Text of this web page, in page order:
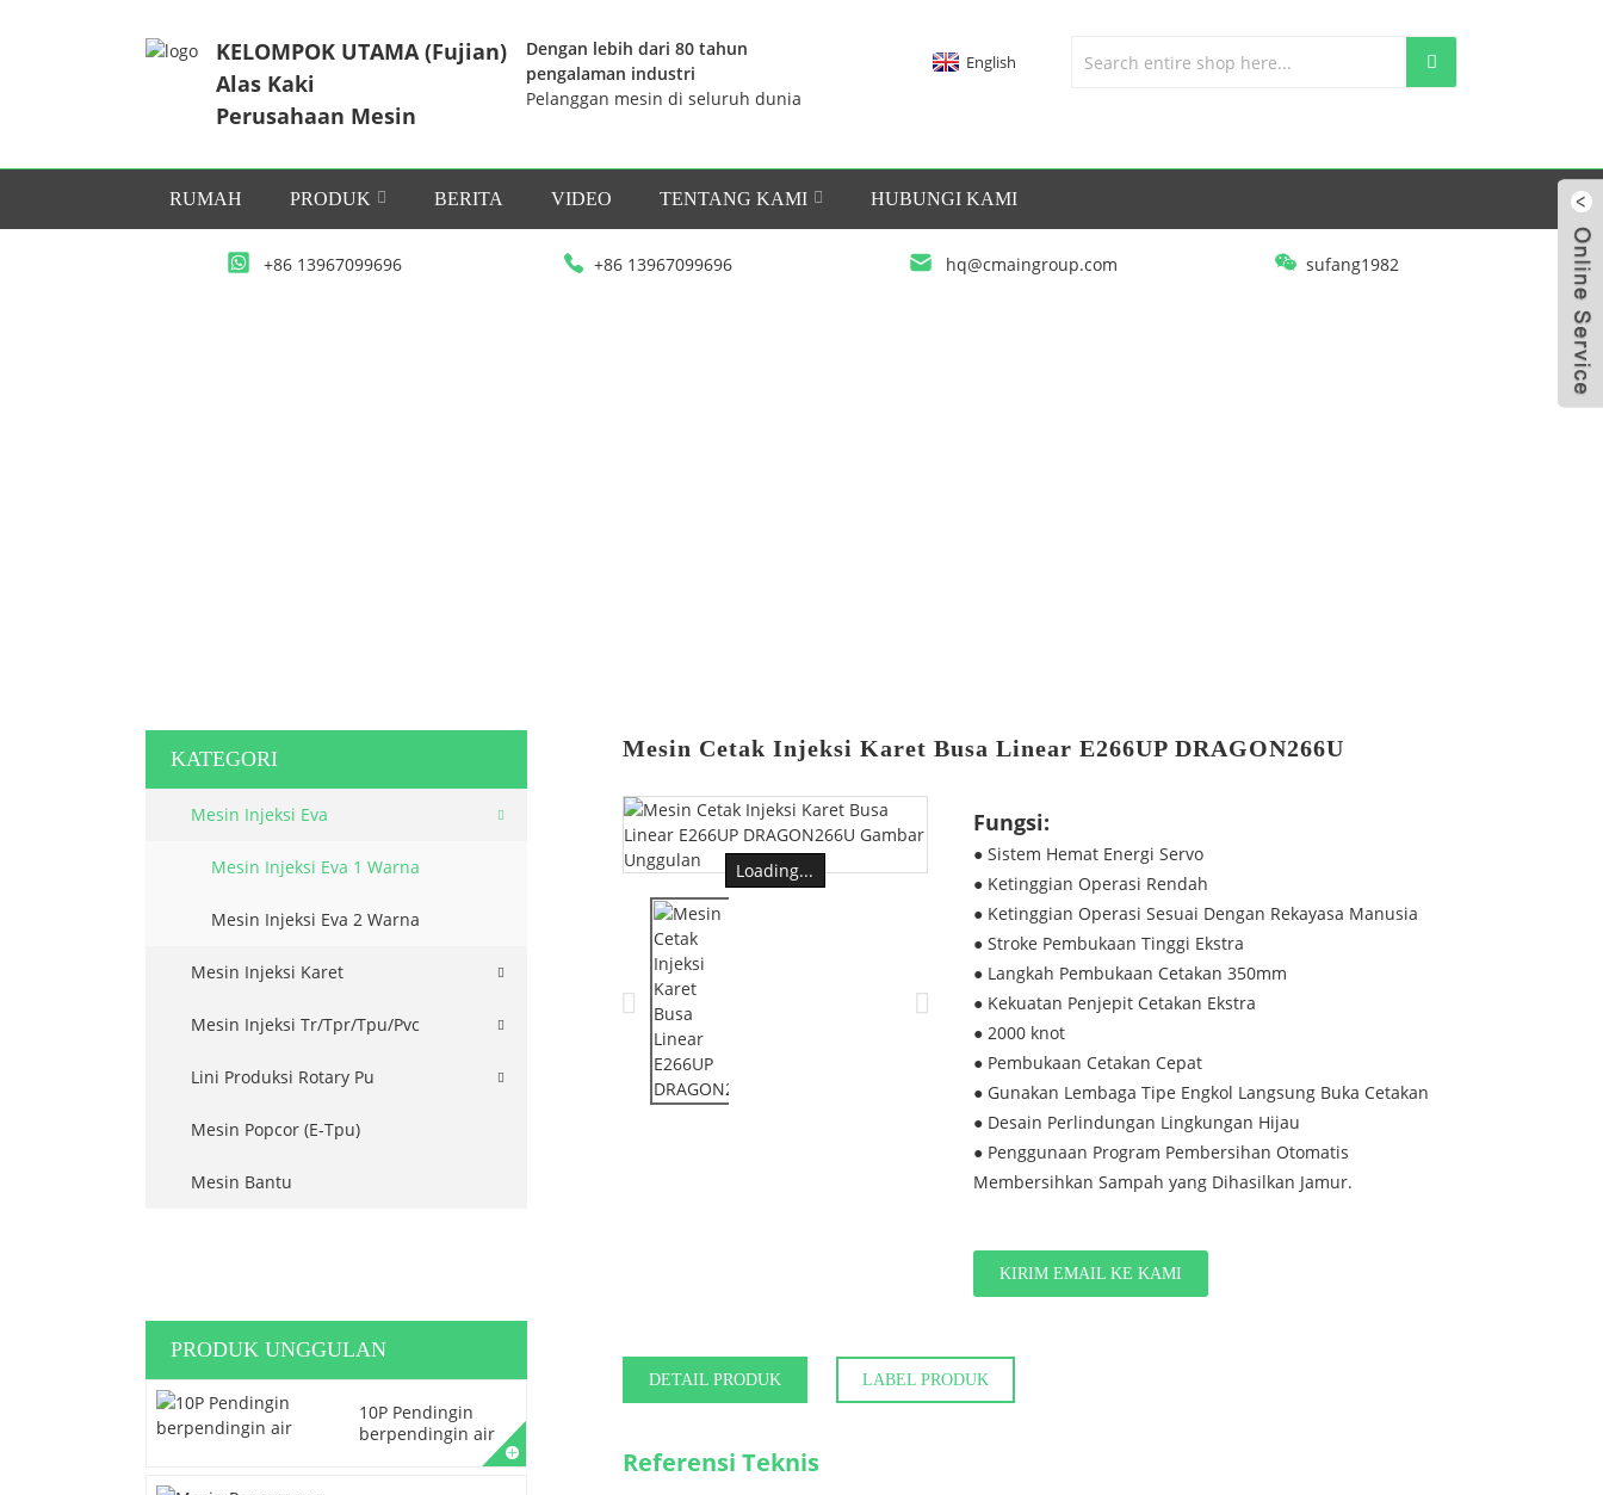
KELOMPOK UTAMA (Fujian)
Alas Kaki
Perusahaan Mesin
Dengan lebih dari 80 tahun
pengalaman industri
Pelanggan mesin di seluruh dunia
English
RUMAH PRODUK BERITA VIDEO TENTANG KAMI HUBUNGI KAMI
+86 13967099696 +86 13967099696 hq@cmaingroup.com sufang1982
KATEGORI
Mesin Injeksi Eva
Mesin Injeksi Eva 1 Warna
Mesin Injeksi Eva 2 Warna
Mesin Injeksi Karet
Mesin Injeksi Tr/Tpr/Tpu/Pvc
Lini Produksi Rotary Pu
Mesin Popcor (E-Tpu)
Mesin Bantu
PRODUK UNGGULAN
10P Pendingin
berpendingin air
Mesin Cetak Injeksi Karet Busa Linear E266UP DRAGON266U
Loading...
Fungsi:
● Sistem Hemat Energi Servo
● Ketinggian Operasi Rendah
● Ketinggian Operasi Sesuai Dengan Rekayasa Manusia
● Stroke Pembukaan Tinggi Ekstra
● Langkah Pembukaan Cetakan 350mm
● Kekuatan Penjepit Cetakan Ekstra
● 2000 knot
● Pembukaan Cetakan Cepat
● Gunakan Lembaga Tipe Engkol Langsung Buka Cetakan
● Desain Perlindungan Lingkungan Hijau
● Penggunaan Program Pembersihan Otomatis
Membersihkan Sampah yang Dihasilkan Jamur.
KIRIM EMAIL KE KAMI
DETAIL PRODUK LABEL PRODUK
Referensi Teknis